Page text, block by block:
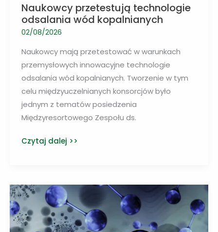
Naukowcy przetestują technologie
odsalania wód kopalnianych
02/08/2026
Naukowcy mają przetestować w warunkach
przemysłowych innowacyjne technologie
odsalania wód kopalnianych. Tworzenie w tym
celu międzyuczelnianych konsorcjów było
jednym z tematów posiedzenia
Międzyresortowego Zespołu ds.
Naukowcy
wód
kopalnianych
Czytaj dalej >>